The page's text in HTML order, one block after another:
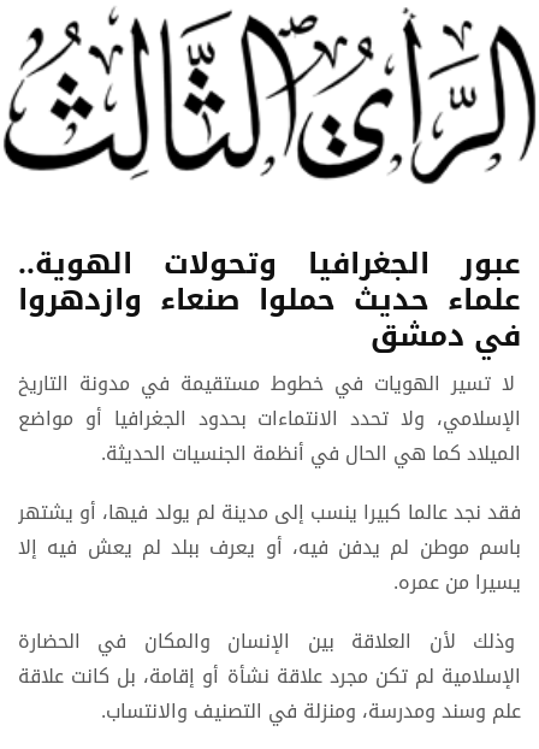
عبور الجغرافيا وتحولات الهوية..
علماء حديث حملوا صنعاء وازدهروا
في دمشق
لا تسير الهويات في خطوط مستقيمة في مدونة التاريخ
الإسلامي، ولا تحدد الانتماءات بحدود الجغرافيا أو مواضع
الميلاد كما هي الحال في أنظمة الجنسيات الحديثة.
فقد نجد عالما كبيرا ينسب إلى مدينة لم يولد فيها، أو يشتهر
باسم موطن لم يدفن فيه، أو يعرف ببلد لم يعش فيه إلا
يسيرا من عمره.
وذلك لأن العلاقة بين الإنسان والمكان في الحضارة
الإسلامية لم تكن مجرد علاقة نشأة أو إقامة، بل كانت علاقة
علم وسند ومدرسة، ومنزلة في التصنيف والانتساب.